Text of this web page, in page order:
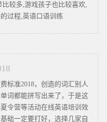
较多,游戏孩子也比较喜欢,
过程,英语口语训练
标准2018，创造的词汇别人
词都能拼写出来了，于是这
令营等活动在线英语培训效
础一定要打好，选择几家自